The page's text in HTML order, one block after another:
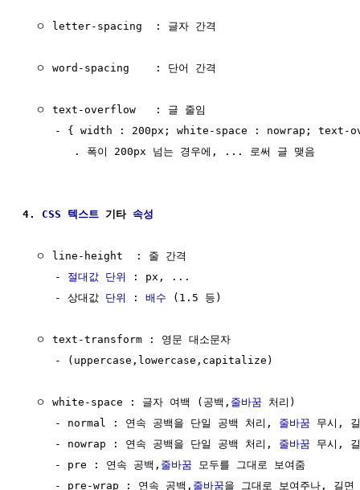
  ㅇ letter-spacing  : 글자 간격
  ㅇ word-spacing    : 단어 간격
  ㅇ text-overflow   : 글 줄임
- { width : 200px; white-space : nowrap; text-
        . 폭이 200px 넘는 경우에, ... 로써 글 맺음
4. CSS 텍스트 기타 속성
  ㅇ line-height  : 줄 간격
     -
절대값 단위
: px, ...
     - 상대값
단위 : 배수 (1.5 등)
  ㅇ text-transform : 영문 대소문자
     - (uppercase,lowercase,capitalize)
  ㅇ white-space : 글자 여백 (공백,
줄바꿈 처리)
     - normal : 연속 공백을 단일 공백 처리,
줄바꿈 무시,
     - nowrap : 연속 공백을 단일 공백 처리,
줄바꿈 무시,
     - pre : 연속 공백,
줄바꿈 모두를 그대로 보여줌
     - pre-wrap : 연속 공백,
줄바꿈을 그대로 보여주나, 길면